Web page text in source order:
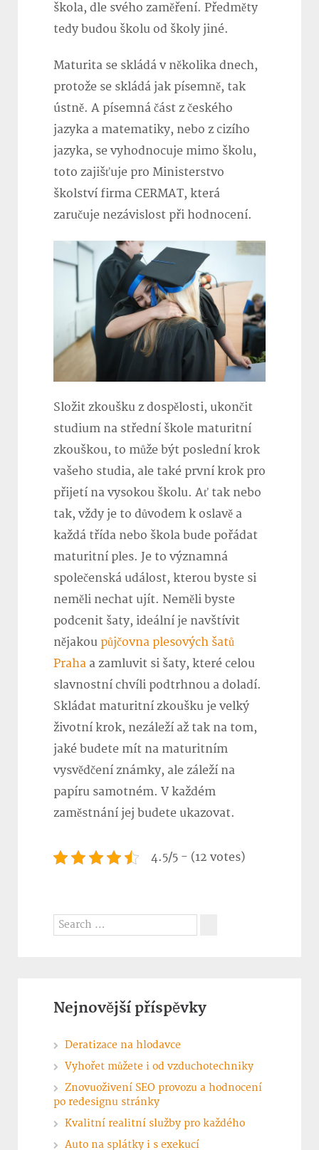
škola, dle svého zaměření. Předměty
tedy budou školu od školy jiné.
Maturita se skládá v několika dnech,
protože se skládá jak písemně, tak
ústně. A písemná část z českého
jazyka a matematiky, nebo z cizího
jazyka, se vyhodnocuje mimo školu,
toto zajišťuje pro Ministerstvo
školství firma CERMAT, která
zaručuje nezávislost při hodnocení.
Složit zkoušku z dospělosti, ukončit
studium na střední škole maturitní
zkouškou, to může být poslední krok
vašeho studia, ale také první krok pro
přijetí na vysokou školu. Ať tak nebo
tak, vždy je to důvodem k oslavě a
každá třída nebo škola bude pořádat
maturitní ples. Je to významná
společenská událost, kterou byste si
neměli nechat ujít. Neměli byste
podcenit šaty, ideální je navštívit
nějakou půjčovna plesových šatů
Praha a zamluvit si šaty, které celou
slavnostní chvíli podtrhnou a doladí.
Skládat maturitní zkoušku je velký
životní krok, nezáleží až tak na tom,
jaké budete mít na maturitním
vysvědčení známky, ale záleží na
papíru samotném. V každém
zaměstnání jej budete ukazovat.
4.5/5 - (12 votes)
Search
for:
Nejnovější příspěvky
Deratizace na hlodavce
Vyhořet můžete i od vzduchotechniky
Znovuoživení SEO provozu a hodnocení
po redesignu stránky
Kvalitní realitní služby pro každého
Auto na splátky i s exekucí